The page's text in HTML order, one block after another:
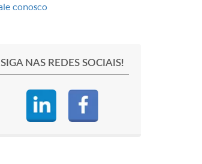
SIGA NAS REDES SOCIAIS!